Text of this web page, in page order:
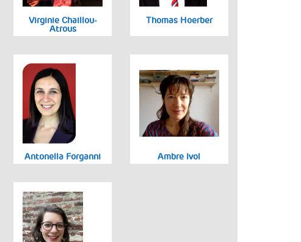
Virginie Chaillou-
Atrous
Thomas Hoerber
Antonella Forganni Ambre Ivol